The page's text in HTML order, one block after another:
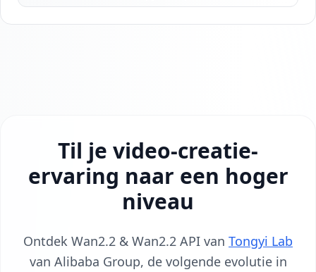
Til je video-creatie-
ervaring naar een hoger
niveau
Ontdek Wan2.2 & Wan2.2 API van Tongyi Lab
van Alibaba Group, de volgende evolutie in